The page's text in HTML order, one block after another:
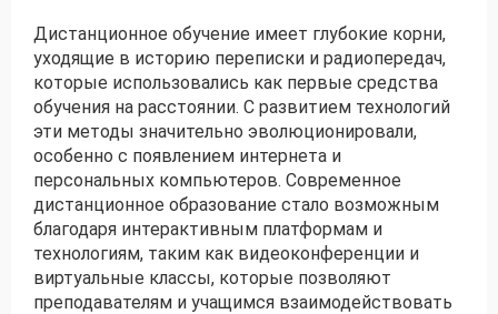
Дистанционное обучение имеет глубокие корни,
уходящие в историю переписки и радиопередач,
которые использовались как первые средства
обучения на расстоянии. С развитием технологий
эти методы значительно эволюционировали,
особенно с появлением интернета и
персональных компьютеров. Современное
дистанционное образование стало возможным
благодаря интерактивным платформам и
технологиям, таким как видеоконференции и
виртуальные классы, которые позволяют
преподавателям и учащимся взаимодействовать